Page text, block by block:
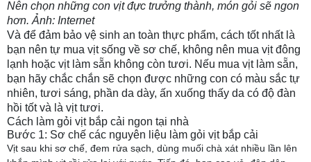
Nên chọn những con vịt đực trưởng thành, món gỏi sẽ ngon
hơn. Ảnh: Internet
Và để đảm bảo vệ sinh an toàn thực phẩm, cách tốt nhất là
bạn nên tự mua vịt sống về sơ chế, không nên mua vịt đông
lạnh hoặc vịt làm sẵn không còn tươi. Nếu mua vịt làm sẵn,
bạn hãy chắc chắn sẽ chọn được những con có màu sắc tự
nhiên, tươi sáng, phần da dày, ấn xuống thấy da có độ đàn
hồi tốt và là vịt tươi.
Cách làm gỏi vịt bắp cải ngon tại nhà
Bước 1: Sơ chế các nguyên liệu làm gỏi vịt bắp cải
Vịt sau khi sơ chế, đem rửa sạch, dùng muối chà xát nhiều lần lên